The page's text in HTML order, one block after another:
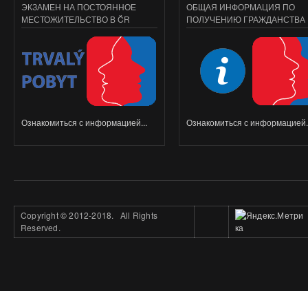
ЭКЗАМЕН НА ПОСТОЯННОЕ
МЕСТОЖИТЕЛЬСТВО В ČR
Ознакомиться с информацией...
ОБЩАЯ ИНФОРМАЦИЯ ПО
ПОЛУЧЕНИЮ ГРАЖДАНСТВА
Ознакомиться с
Copyright©2012-2018. All Rights
Reserved.